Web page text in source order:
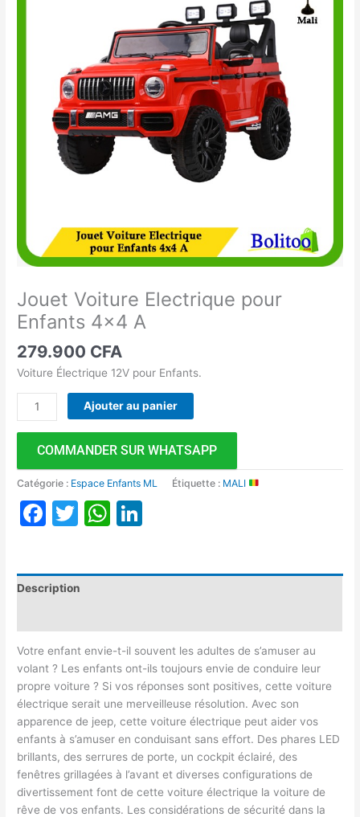
Jouet Voiture Electrique pour
Enfants 4×4 A
279.900 CFA
Voiture Électrique 12V pour Enfants.
Ajouter au panier
COMMANDER SUR WHATSAPP
Catégorie : Espace Enfants ML Étiquette : MALI
Facebook
TwitterWhatsApp
Description
Votre enfant envie-t-il souvent les adultes de s’amuser au
volant ? Les enfants ont-ils toujours envie de conduire leur
propre voiture ? Si vos réponses sont positives, cette voiture
électrique serait une merveilleuse résolution. Avec son
apparence de jeep, cette voiture électrique peut aider vos
enfants à s’amuser en conduisant sans effort. Des phares LED
brillants, des serrures de porte, un cockpit éclairé, des
fenêtres grillagées à l’avant et diverses configurations de
divertissement font de cette voiture électrique la voiture de
rêve de vos enfants. Les considérations de sécurité dans la